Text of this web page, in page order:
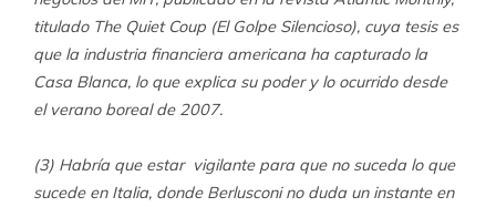
titulado The Quiet Coup (El Golpe Silencioso), cuya tesis es
que la industria financiera americana ha capturado la
Casa Blanca, lo que explica su poder y lo ocurrido desde
el verano boreal de 2007.
(3) Habría que estar vigilante para que no suceda lo que
sucede en Italia, donde Berlusconi no duda un instante en